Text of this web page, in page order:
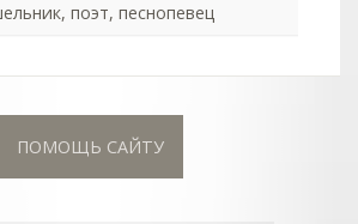
поэт, песнопевец
ПОМОЩЬ САЙТУ